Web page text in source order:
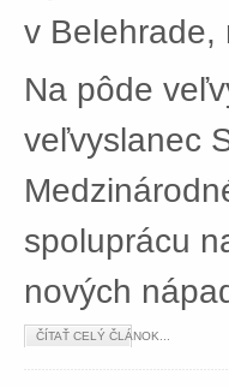
v Belehrade,
Na pôde
veľvyslanec
spoluprácu
nových
ČÍTAŤ CELÝ ČLÁNOK...